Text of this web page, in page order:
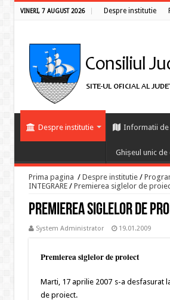
VINERI, 7 AUGUST 2026 Despre institutie
Despre institutie Informatii de
Ghișeul unic
Prima pagina / Despre institutie /
INTEGRARE / Premierea siglelor de
Premierea siglelor de
System Administrator 19.01.2009
Premierea siglelor de proiect
Marti, 17 aprilie 2007 s-a desfasurat
de proiect.